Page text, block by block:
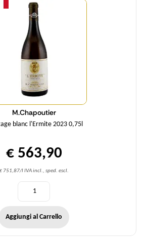
M.Chapoutier
blanc l'Ermite 2023 0,75l
€ 563,90
751,87/l IVA incl., sped. escl.
Aggiungi al Carrello